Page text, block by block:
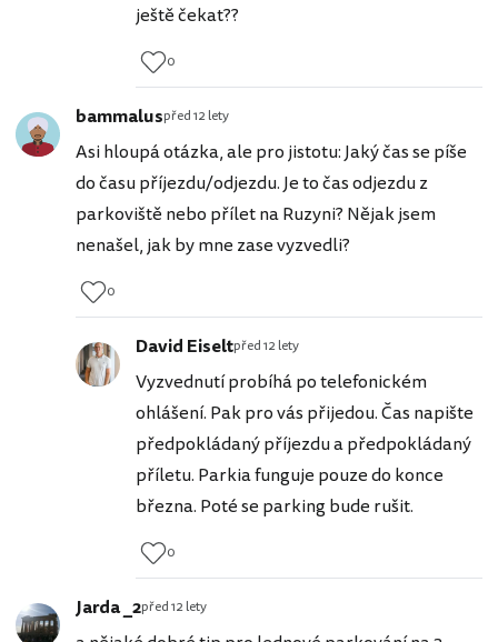
ještě čekat??
0
bammaluspřed 12 lety
Asi hloupá otázka, ale pro jistotu: Jaký čas se píše
do času příjezdu/odjezdu. Je to čas odjezdu z
parkoviště nebo přílet na Ruzyni? Nějak jsem
nenašel, jak by mne zase vyzvedli?
0
David Eiseltpřed 12 lety
Vyzvednutí probíhá po telefonickém
ohlášení. Pak pro vás přijedou. Čas napište
předpokládaný příjezdu a předpokládaný
příletu. Parkia funguje pouze do konce
března. Poté se parking bude rušit.
0
Jarda _2před 12 lety